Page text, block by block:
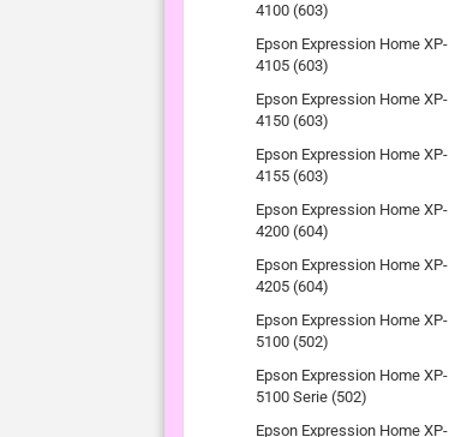
4100 (603)
Epson Expression Home XP-
4105 (603)
Epson Expression Home XP-
4150 (603)
Epson Expression Home XP-
4155 (603)
Epson Expression Home XP-
4200 (604)
Epson Expression Home XP-
4205 (604)
Epson Expression Home XP-
5100 (502)
Epson Expression Home XP-
5100 Serie (502)
Epson Expression Home XP-